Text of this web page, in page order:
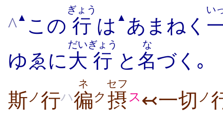
^▲ この 行
ぎょう
は ▲ あまねく
い
ゆゑに大
だい
行
ぎょう
と 名
な
づく｡
斯 ノ 行ハ徧
ネ
ク 摂
セフ
ス ↢一切 ノ